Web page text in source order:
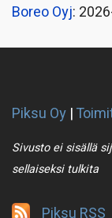
Boreo Oyj:
Piksu Oy |
Sivusto ei sisällä
sellaiseksi tulkita
Piksu RSS